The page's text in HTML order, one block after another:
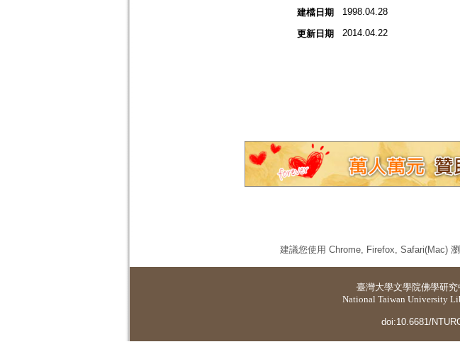
建檔日期 1998.04.28
更新日期 2014.04.22
建議您使用 Chrome, Firefox, Safari(Mac)
臺灣大學文學院佛學研究
National Taiwan University
doi:10.6681/